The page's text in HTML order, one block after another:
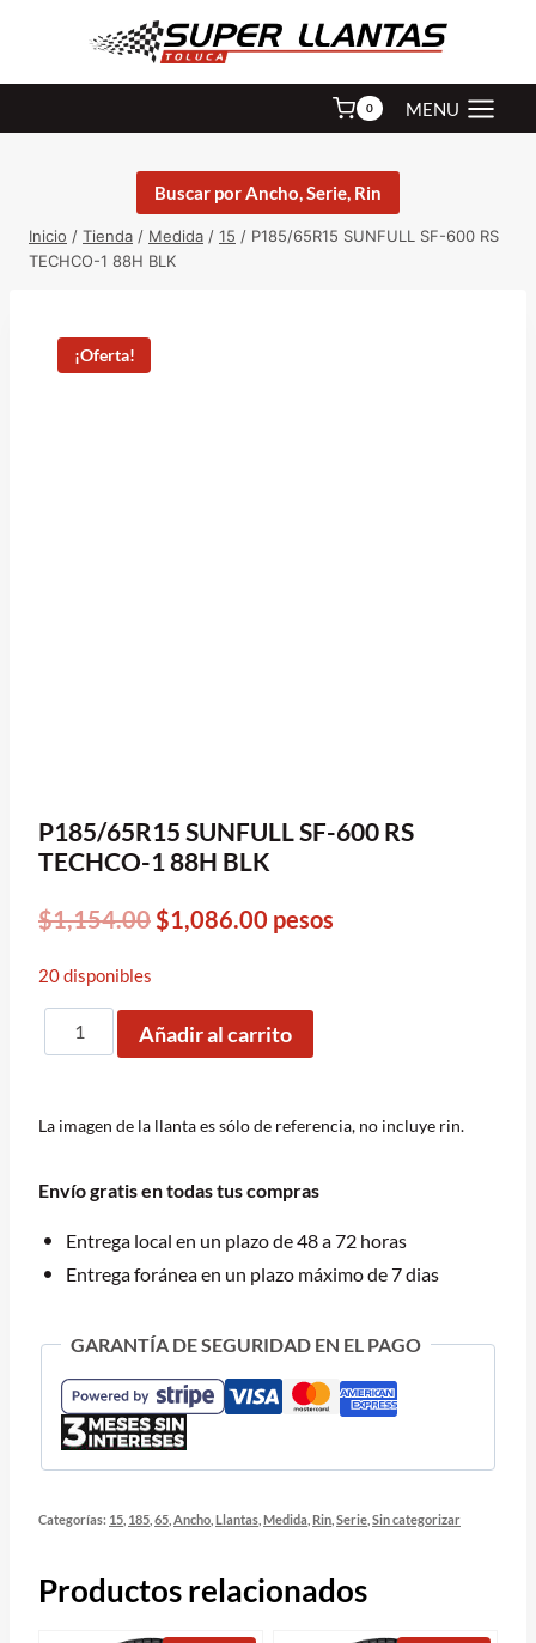
0 MENU
Buscar por Ancho, Serie, Rin
Inicio / Tienda / Medida / 15 / P185/65R15 SUNFULL SF-600 RS
TECHCO-1 88H BLK
¡Oferta!
P185/65R15 SUNFULL SF-600 RS
TECHCO-1 88H BLK
$1,154.00 Original
$1,154.00.
$1,086.00 Current
$1,086.00.
pesos
20 disponibles
P185/65R15
SUNFULL
1
88H
cantidad
Añadir al carrito
La imagen de la llanta es sólo de referencia, no incluye rin.
Envío gratis en todas tus compras
Entrega local en un plazo de 48 a 72 horas
Entrega foránea en un plazo máximo de 7 dias
GARANTÍA DE SEGURIDAD EN EL PAGO
Categorías: 15 185 65 Ancho Llantas Medida Rin Serie Sin categorizar
Productos relacionados